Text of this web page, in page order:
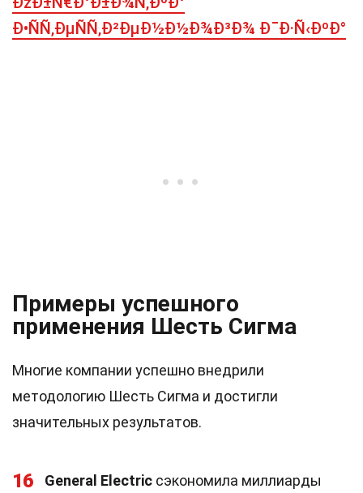
Ð•ÑÑ‚ÐµÑÑ‚Ð²ÐµÐ½Ð½Ð¾Ð³Ð¾ Ð¯Ð·Ñ‹ÐºÐ°
Примеры успешного
применения Шесть Сигма
Многие компании успешно внедрили
методологию Шесть Сигма и достигли
значительных результатов.
16 General Electric сэкономила миллиарды